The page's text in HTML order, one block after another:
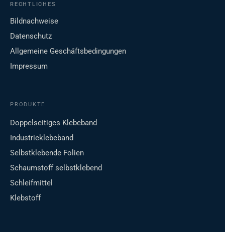
RECHTLICHES
Bildnachweise
Datenschutz
Allgemeine Geschäftsbedingungen
Impressum
PRODUKTE
Doppelseitiges Klebeband
Industrieklebeband
Selbstklebende Folien
Schaumstoff selbstklebend
Schleifmittel
Klebstoff